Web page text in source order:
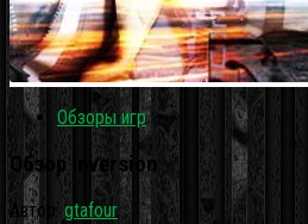
Обзоры игр
Обзор inversion
Автор: gtafour ·